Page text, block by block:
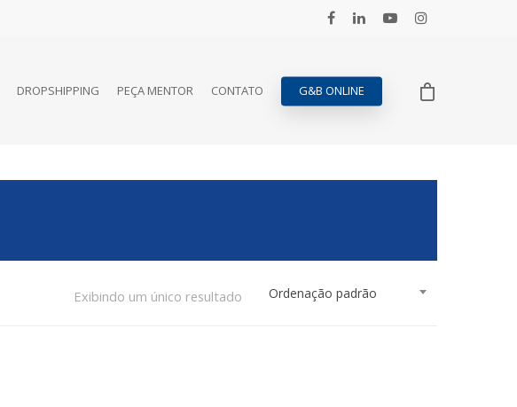
DROPSHIPPING PEÇA MENTOR CONTATO G&B ONLINE
Ordenação padrão
Exibindo um único resultado